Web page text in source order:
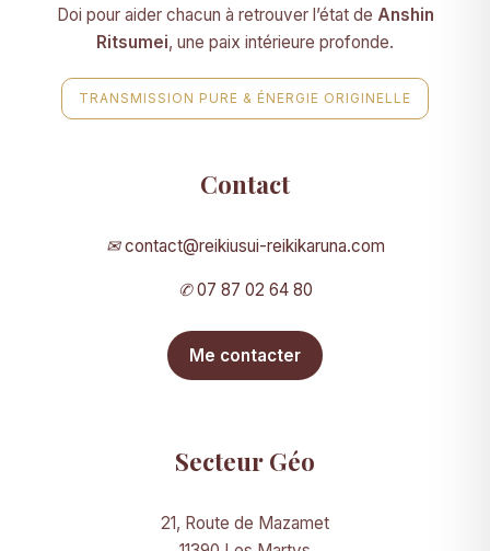
Doi pour aider chacun à retrouver l’état de Anshin
Ritsumei, une paix intérieure profonde.
TRANSMISSION PURE & ÉNERGIE ORIGINELLE
Contact
✉ contact@reikiusui-reikikaruna.com
✆ 07 87 02 64 80
Me contacter
Secteur Géo
21, Route de Mazamet